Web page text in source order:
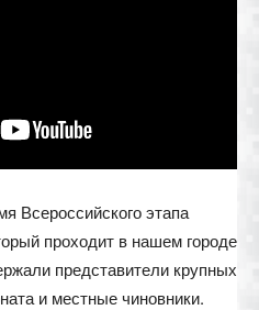
Всероссийского этапа
проходит в нашем городе
представители крупных
и местные чиновники.